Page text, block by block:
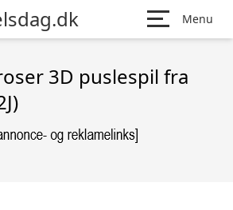
Menu
3D puslespil fra